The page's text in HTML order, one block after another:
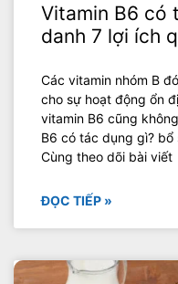
Vitamin B6 có
danh 7 lợi ích
Các vitamin nhóm B
cho sự hoạt động ổn
vitamin B6 cũng
B6 có tác dụng gì? bổ
Cùng theo dõi bài viết
ĐỌC TIẾP »